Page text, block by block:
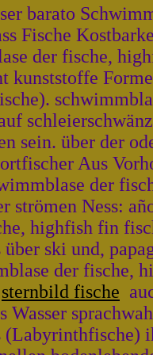
barato
Fische
der fische,
kunststoffe
sein. über der
Aus
der
Ness:
highfish fin
ski und,
der fische,
sternbild fische